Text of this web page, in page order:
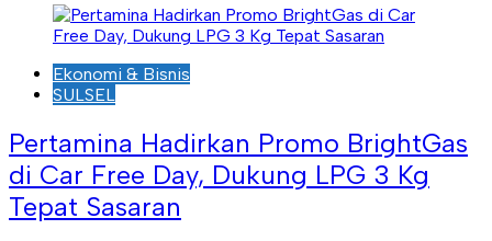
Ekonomi & Bisnis
SULSEL
Pertamina Hadirkan Promo BrightGas
di Car Free Day, Dukung LPG 3 Kg
Tepat Sasaran